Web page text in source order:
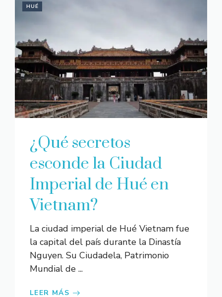
HUÉ
¿Qué secretos
esconde la Ciudad
Imperial de Hué en
Vietnam?
La ciudad imperial de Hué Vietnam fue
la capital del país durante la Dinastía
Nguyen. Su Ciudadela, Patrimonio
Mundial de ...
LEER MÁS